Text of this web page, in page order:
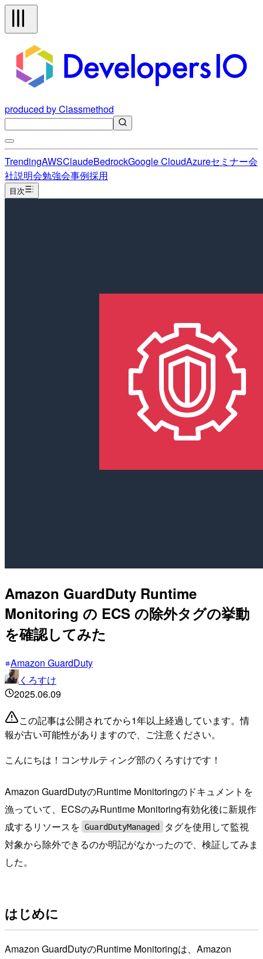
produced by Classmethod
TrendingAWSClaudeBedrockGoogle CloudAzureセミナー会
社説明会勉強会事例採用
目次
Amazon GuardDuty Runtime
Monitoring の ECS の除外タグの挙動
を確認してみた
Amazon GuardDuty
くろすけ
2025.06.09
この記事は公開されてから1年以上経過しています。情
報が古い可能性がありますので、ご注意ください。
こんにちは！コンサルティング部のくろすけです！
Amazon GuardDutyのRuntime Monitoringのドキュメントを
漁っていて、ECSのみRuntime Monitoring有効化後に新規作
成するリソースを GuardDutyManaged
タグを使用して監視
対象から除外できるのか明記がなかったので、検証してみま
した。
はじめに
Amazon GuardDutyのRuntime Monitoringは、Amazon